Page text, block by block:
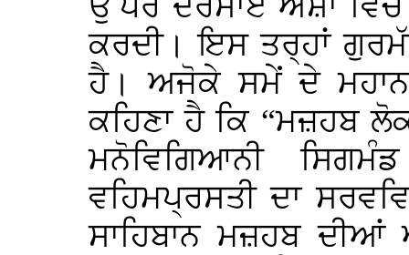
ਕਰਦੀ। ਇਸ ਤਰ੍ਹਾਂ
ਹੈ। ਅਜੋਕੇ ਸਮੇਂ ਦੇ ਮਹਾਨ
ਕਹਿਣਾ ਹੈ ਕਿ “ਮਜ਼ਹਬ
ਮਨੋਵਿਗਿਆਨੀ
ਵਹਿਮਪ੍ਰਸਤੀ ਦਾ
ਸਾਹਿਬਾਨ ਮਜ਼ਹਬ